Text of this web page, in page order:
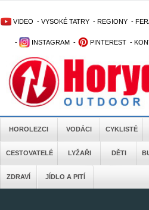
VIDEO - VYSOKÉ TATRY - REGIONY -
- INSTAGRAM - PINTEREST -
HOROLEZCI VODÁCI CYKLISTÉ
CESTOVATELÉ LYŽAŘI DĚTI
ZDRAVÍ JÍDLO A PITÍ